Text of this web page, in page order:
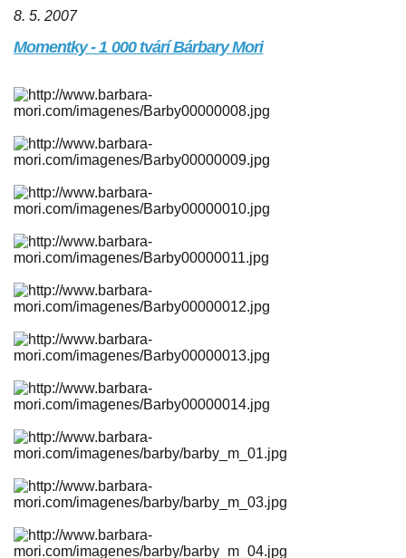
8. 5. 2007
Momentky - 1 000 tvárí Bárbary Mori